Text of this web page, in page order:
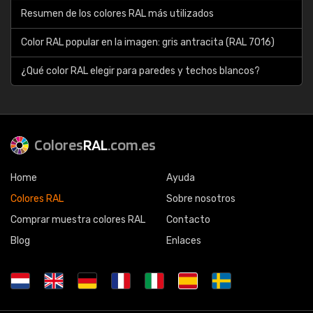
Resumen de los colores RAL más utilizados
Color RAL popular en la imagen: gris antracita (RAL 7016)
¿Qué color RAL elegir para paredes y techos blancos?
ColoresRAL.com.es
Home
Colores RAL
Comprar muestra colores RAL
Blog
Ayuda
Sobre nosotros
Contacto
Enlaces